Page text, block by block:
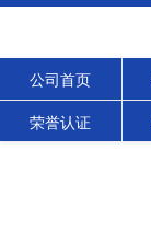
公司首页
荣誉认证